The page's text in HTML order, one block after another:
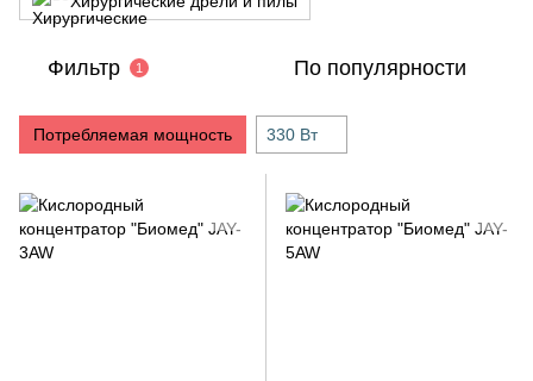
Фильтр 1 По популярности
Потребляемая мощность 330 Вт